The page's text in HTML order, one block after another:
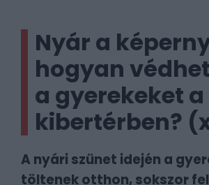
Nyár a
hogyan
a gyerekeket a
kibertérben?
A nyári szünet idején a
töltenek otthon, sokszor